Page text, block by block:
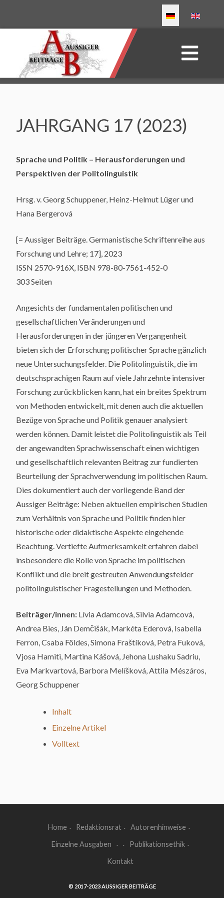
JAHRGANG 17 (2023)
Sprache und Politik – Herausforderungen und
Perspektiven der Politolinguistik
Hrsg. v. Georg Schuppener, Heinz-Helmut Lüger und
Hana Bergerová
[= Aussiger Beiträge. Germanistische Schriftenreihe aus
Forschung und Lehre; 17], 2023
ISSN 2570-916X, ISBN 978-80-7561-452-0
303 Seiten
Angesichts der fundamentalen politischen und
gesellschaftlichen Veränderungen und
Herausforderungen in der jüngeren Vergangenheit
bieten sich der Erforschung politischer Sprache gänzlich
neue Untersuchungsfelder. Die Politolinguistik, die im
deutschsprachigen Raum auf viele Jahrzehnte intensiver
Forschung zurückblicken kann, hat ein breites Spektrum
von Methoden entwickelt, mit denen auch die aktuellen
Bezüge von Sprache und Politik genauer analysiert
werden können. Damit leistet die Politolinguistik als Teil
der angewandten Sprachwissenschaft einen wichtigen
und gesellschaftlich relevanten Beitrag zur fundierten
Beurteilung der Sprachverwendung im politischen Raum.
Dies dokumentiert auch der vorliegende Band der
Aussiger Beiträge: Neben aktuellen empirischen Studien
zum Verhältnis von Sprache und Politik finden hier
historische oder didaktische Aspekte eingehende
Beachtung. Vertiefte Aufmerksamkeit erfahren dabei
insbesondere die Rolle von Sprache im politischen
Konflikt und die breit gestreuten Anwendungsfelder
politolinguistischer Fragestellungen und Methoden.
Beiträger/innen: Lívia Adamcová, Silvia Adamcová,
Andrea Bies, Ján Demčišák, Markéta Ederová, Isabella
Ferron, Csaba Földes, Simona Fraštíková, Petra Fuková,
Vjosa Hamiti, Martina Kášová, Jehona Lushaku Sadriu,
Eva Markvartová, Barbora Melíšková, Attila Mészáros,
Georg Schuppener
Inhalt
Einzelne Artikel
Volltext
Home Redaktionsrat
Autorenhinweise
Einzelne Ausgaben
Publikationsethik
Kontakt
© 2017-2023 AUSSIGER BEITRÄGE